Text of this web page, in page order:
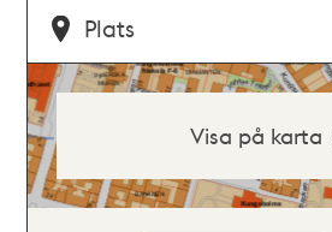
Plats
Visa på karta